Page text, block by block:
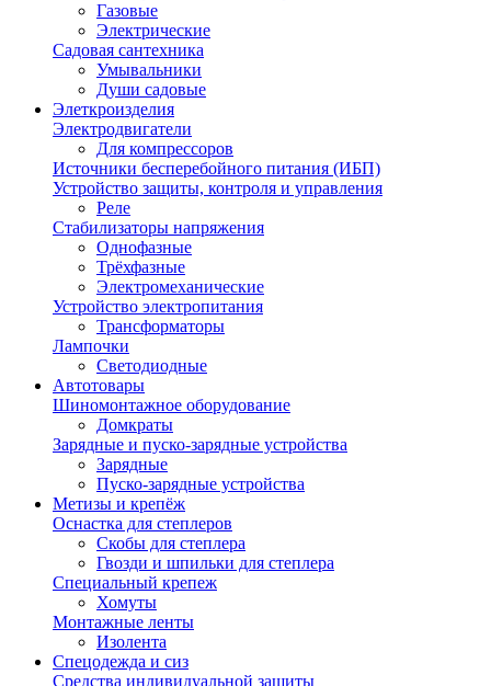
Газовые
Электрические
Садовая сантехника
Умывальники
Души садовые
Элеткроизделия
Электродвигатели
Для компрессоров
Источники бесперебойного питания (ИБП)
Устройство защиты, контроля и управления
Реле
Стабилизаторы напряжения
Однофазные
Трёхфазные
Электромеханические
Устройство электропитания
Трансформаторы
Лампочки
Светодиодные
Автотовары
Шиномонтажное оборудование
Домкраты
Зарядные и пуско-зарядные устройства
Зарядные
Пуско-зарядные устройства
Метизы и крепёж
Оснастка для степлеров
Скобы для степлера
Гвозди и шпильки для степлера
Специальный крепеж
Хомуты
Монтажные ленты
Изолента
Спецодежда и сиз
Средства индивидуальной защиты